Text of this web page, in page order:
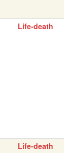
Life-death
Life-death